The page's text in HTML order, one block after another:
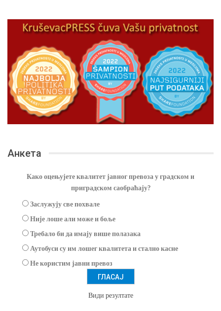
Анкета
Како оцењујете квалитет јавног превоза у градском и
приградском саобраћају?
Заслужују све похвале
Није лоше али може и боље
Требало би да имају више полазака
Аутобуси су им лошег квалитета и стално касне
Не користим јавни превоз
Види резултате